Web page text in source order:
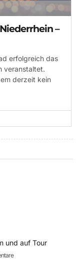
–
erfolgreich das
veranstaltet.
derzeit kein
und auf Tour